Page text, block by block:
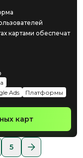
картами обеспечат
Ads
Платформы
карт
5